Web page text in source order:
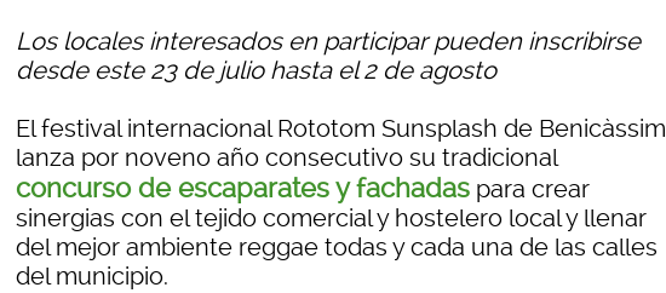
Los locales interesados en participar pueden inscribirse
desde este 23 de julio hasta el 2 de agosto
El festival internacional Rototom Sunsplash de Benicàssim
lanza por noveno año consecutivo su tradicional
concurso de escaparates y fachadas para crear
sinergias con el tejido comercial y hostelero local y llenar
del mejor ambiente reggae todas y cada una de las calles
del municipio.